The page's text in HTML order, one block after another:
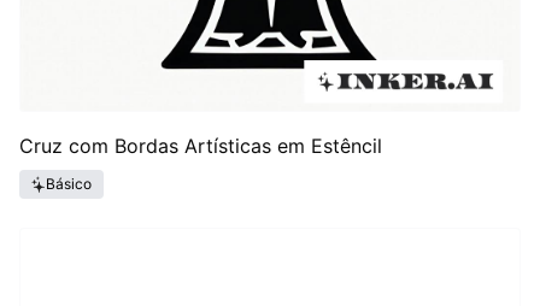
Cruz com Bordas Artísticas em Estêncil
Básico